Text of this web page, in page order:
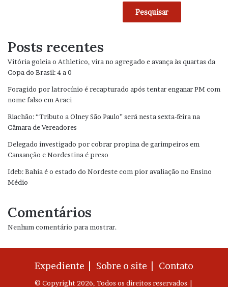
Pesquisar
Posts recentes
Vitória goleia o Athletico, vira no agregado e avança às quartas da
Copa do Brasil: 4 a 0
Foragido por latrocínio é recapturado após tentar enganar PM com
nome falso em Araci
Riachão: “Tributo a Olney São Paulo” será nesta sexta-feira na
Câmara de Vereadores
Delegado investigado por cobrar propina de garimpeiros em
Cansanção e Nordestina é preso
Ideb: Bahia é o estado do Nordeste com pior avaliação no Ensino
Médio
Comentários
Nenhum comentário para mostrar.
Expediente | Sobre o site | Contato
© Copyright 2026, Todos os direitos reservados |